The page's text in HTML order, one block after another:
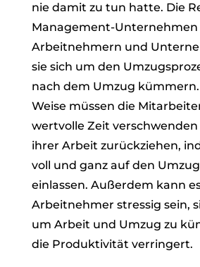
nie damit zu tun hatte. Die
Management-Unternehmen
Arbeitnehmern und
sie sich um den
nach dem Umzug
Weise müssen die
wertvolle Zeit verschwenden
ihrer Arbeit zurückziehen,
voll und ganz auf den
einlassen. Außerdem kann
Arbeitnehmer stressig sein,
um Arbeit und Umzug zu
die Produktivität verringert.